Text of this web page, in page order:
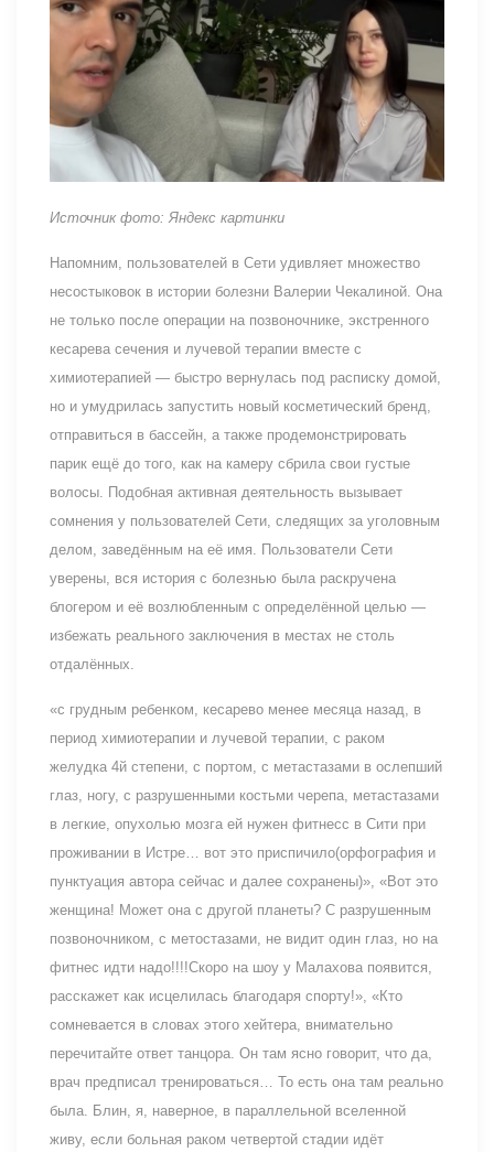
Источник фото: Яндекс картинки
Напомним, пользователей в Сети удивляет множество
несостыковок в истории болезни Валерии Чекалиной. Она
не только после операции на позвоночнике, экстренного
кесарева сечения и лучевой терапии вместе с
химиотерапией — быстро вернулась под расписку домой,
но и умудрилась запустить новый косметический бренд,
отправиться в бассейн, а также продемонстрировать
парик ещё до того, как на камеру сбрила свои густые
волосы. Подобная активная деятельность вызывает
сомнения у пользователей Сети, следящих за уголовным
делом, заведённым на её имя. Пользователи Сети
уверены, вся история с болезнью была раскручена
блогером и её возлюбленным с определённой целью —
избежать реального заключения в местах не столь
отдалённых.
«с грудным ребенком, кесарево менее месяца назад, в
период химиотерапии и лучевой терапии, с раком
желудка 4й степени, с портом, с метастазами в ослепший
глаз, ногу, с разрушенными костьми черепа, метастазами
в легкие, опухолью мозга ей нужен фитнесс в Сити при
проживании в Истре… вот это приспичило(орфография и
пунктуация автора сейчас и далее сохранены)», «Вот это
женщина! Может она с другой планеты? С разрушенным
позвоночником, с метостазами, не видит один глаз, но на
фитнес идти надо!!!!Скоро на шоу у Малахова появится,
расскажет как исцелилась благодаря спорту!», «Кто
сомневается в словах этого хейтера, внимательно
перечитайте ответ танцора. Он там ясно говорит, что да,
врач предписал тренироваться… То есть она там реально
была. Блин, я, наверное, в параллельной вселенной
живу, если больная раком четвертой стадии идёт